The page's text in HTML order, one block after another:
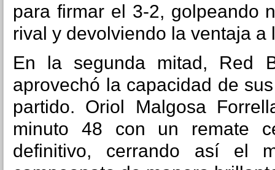
para firmar el 3-2, golpeando
rival y devolviendo la ventaja a
En la segunda mitad, Red
aprovechó la capacidad de
partido. Oriol Malgosa
minuto 48 con un remate
definitivo, cerrando así el